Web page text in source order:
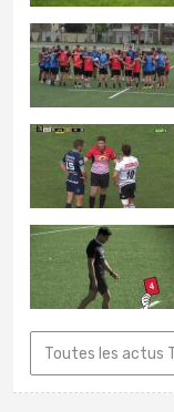
Toutes les actus